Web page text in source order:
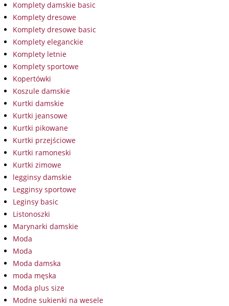
Komplety damskie basic
Komplety dresowe
Komplety dresowe basic
Komplety eleganckie
Komplety letnie
Komplety sportowe
Kopertówki
Koszule damskie
Kurtki damskie
Kurtki jeansowe
Kurtki pikowane
Kurtki przejściowe
Kurtki ramoneski
Kurtki zimowe
legginsy damskie
Legginsy sportowe
Leginsy basic
Listonoszki
Marynarki damskie
Moda
Moda
Moda damska
moda męska
Moda plus size
Modne sukienki na wesele